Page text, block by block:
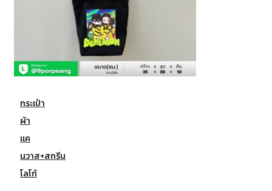
กระเป๋า
ผ้า
แค
นวาส+สกรีน
โลโก้